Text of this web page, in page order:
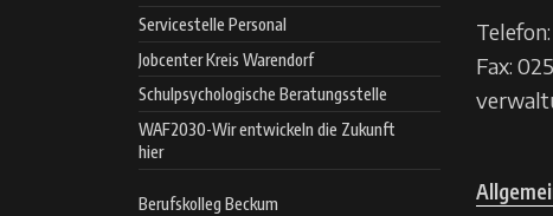
Servicestelle Personal
Jobcenter Kreis Warendorf
Schulpsychologische Beratungsstelle
WAF2030-Wir entwickeln die Zukunft
hier
Berufskolleg Beckum
Fax: